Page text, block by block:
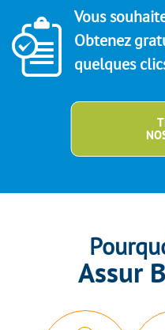
Vous
Obtenez
quelques
Assur